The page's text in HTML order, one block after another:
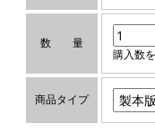
数 量
購入数
商品タイプ